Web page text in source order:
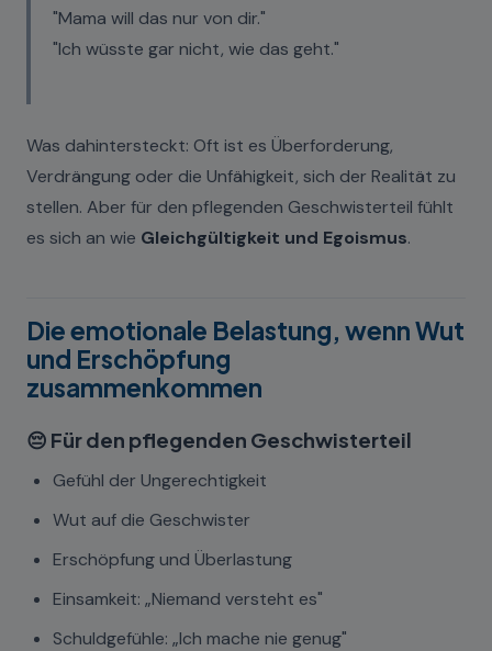
"Mama will das nur von dir."
"Ich wüsste gar nicht, wie das geht."
Was dahintersteckt: Oft ist es Überforderung,
Verdrängung oder die Unfähigkeit, sich der Realität zu
stellen. Aber für den pflegenden Geschwisterteil fühlt
es sich an wie Gleichgültigkeit und Egoismus.
Die emotionale Belastung, wenn Wut
und Erschöpfung
zusammenkommen
😔 Für den pflegenden Geschwisterteil
Gefühl der Ungerechtigkeit
Wut auf die Geschwister
Erschöpfung und Überlastung
Einsamkeit: „Niemand versteht es"
Schuldgefühle: „Ich mache nie genug"